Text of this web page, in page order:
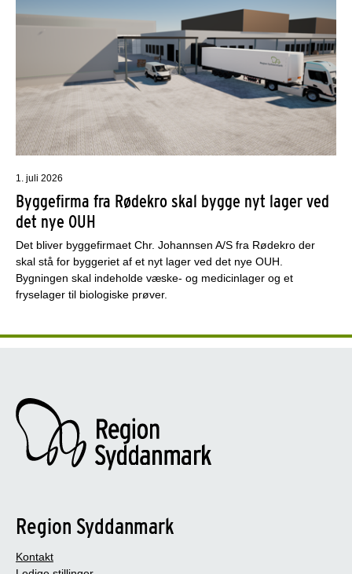
1. juli 2026
Byggefirma fra Rødekro skal bygge nyt lager ved
det nye OUH
Det bliver byggefirmaet Chr. Johannsen A/S fra Rødekro der
skal stå for byggeriet af et nyt lager ved det nye OUH.
Bygningen skal indeholde væske- og medicinlager og et
fryselager til biologiske prøver.
Region Syddanmark
Kontakt